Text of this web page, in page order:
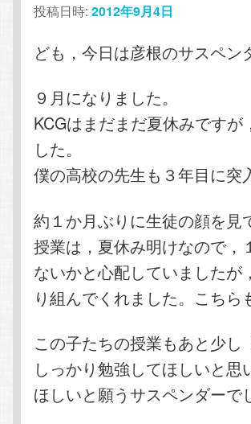
投稿日時:2012年9月4日
ども，今日は彦根のサスペン
９月になりました。
KCGはまだまだ夏休みです
した。
僕の高校の先生も３年目に突
約１か月ぶりに生徒の顔を見
授業は，夏休み明けなので
ないかと心配していました
り組んでくれました。こちら
この子たちの授業もあと少し
しっかり勉強してほしいと
ほしいと願うサスペンダーで